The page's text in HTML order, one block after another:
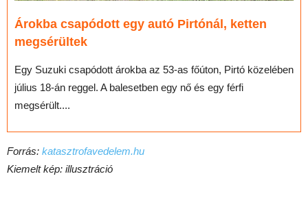
Árokba csapódott egy autó Pirtónál, ketten
megsérültek
Egy Suzuki csapódott árokba az 53-as főúton, Pirtó közelében
július 18-án reggel. A balesetben egy nő és egy férfi
megsérült....
Forrás: katasztrofavedelem.hu
Kiemelt kép: illusztráció